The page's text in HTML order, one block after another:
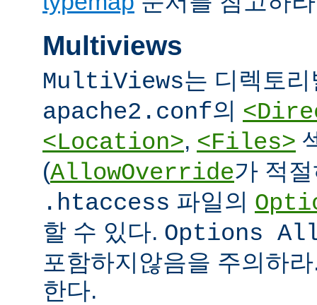
Multiviews
MultiViews는 디렉토
apache2.conf의
<Location>, <Files>
(AllowOverride가 적
.htaccess 파일의
할 수 있다. Options
포함하지않음을 주의하
한다.